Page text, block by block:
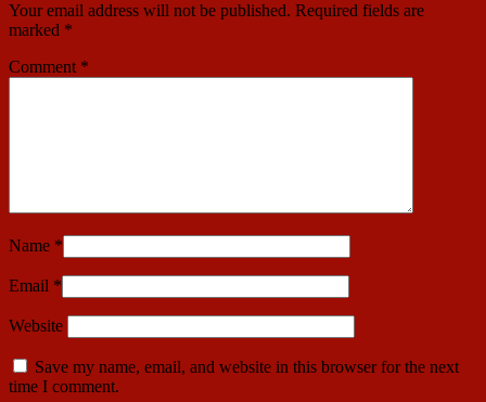
Your email address will not be published. Required fields are
marked *
Comment *
Name *
Email *
Website
Save my name, email, and website in this browser for the next
time I comment.